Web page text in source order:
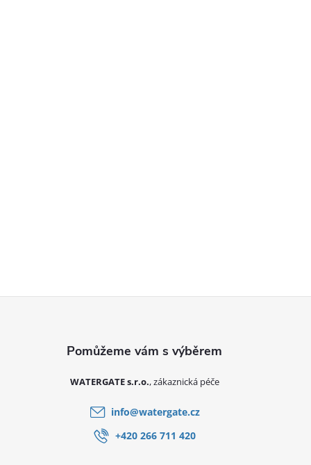
WATERGATE s.r.o.
info@watergate.cz
+420 266 711 420